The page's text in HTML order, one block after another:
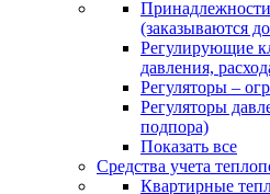
(заказываются
Регулирующие
давления,
Регуляторы –
Регуляторы
подпора)
Показать все
Средства учета
Квартирные